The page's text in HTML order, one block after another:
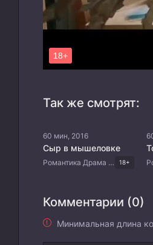
Так же смотрят:
60 мин, 2016
Сыр в мышеловке
Романтика Драма Корейские дорамы 18+
Комментарии (0)
Минимальная длина